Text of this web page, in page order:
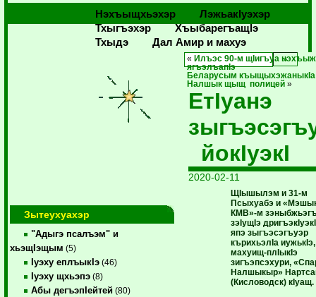
Нэхъыщхьэхэр
Лэжьакlуэхэр
Тхыгъэхэр
Хъыбарегъащlэ
Тхыдэ
Дал Амир и махуэ
Зытеухуахэр
"Адыгэ псалъэм" и
хьэщIэщым (5)
Iуэху еплъыкIэ (46)
Iуэху щхьэпэ (8)
Абы дегъэпIейтей (80)
« Илъэс 90-м щIигъуа
ягъэлъапIэ
Беларусым къыщыхэжаныкIа
Налшык щыщ полицей »
ЕтIуанэ
йокIуэкI
2020-02-11
ЩIышылэм и 31-м
Псыхуабэ и
КМВ»-м
зэIущIэ
япэ зыгъэсэгъуэр
кърихьэлIа иужькIэ,
махуищ-плIыкIэ
зигъэпсэхури,
Налшыкыр»
(Кисловодск) кIуащ.